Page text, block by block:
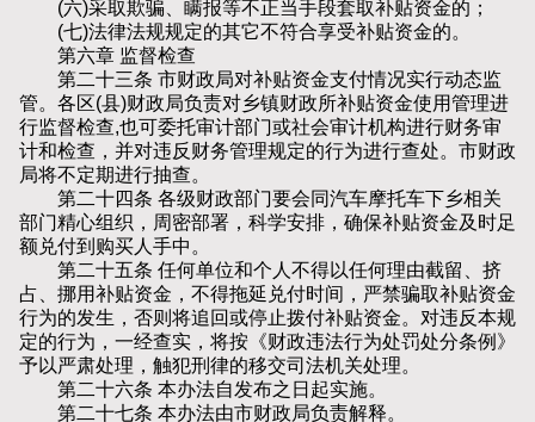
(六)采取欺骗、瞒报等不正当手段套取补贴资金的；
(七)法律法规规定的其它不符合享受补贴资金的。
第六章 监督检查
第二十三条 市财政局对补贴资金支付情况实行动态监
管。各区(县)财政局负责对乡镇财政所补贴资金使用管理进
行监督检查,也可委托审计部门或社会审计机构进行财务审
计和检查，并对违反财务管理规定的行为进行查处。市财政
局将不定期进行抽查。
第二十四条 各级财政部门要会同汽车摩托车下乡相关
部门精心组织，周密部署，科学安排，确保补贴资金及时足
额兑付到购买人手中。
第二十五条 任何单位和个人不得以任何理由截留、挤
占、挪用补贴资金，不得拖延兑付时间，严禁骗取补贴资金
行为的发生，否则将追回或停止拨付补贴资金。对违反本规
定的行为，一经查实，将按《财政违法行为处罚处分条例》
予以严肃处理，触犯刑律的移交司法机关处理。
第二十六条 本办法自发布之日起实施。
第二十七条 本办法由市财政局负责解释。